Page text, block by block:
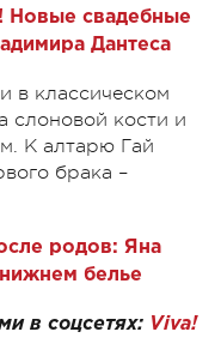
Новые свадебные
Дантеса
в классическом
слоновой кости и
К алтарю Гай
брака –
родов: Яна
белье
в соцсетях: Viva!